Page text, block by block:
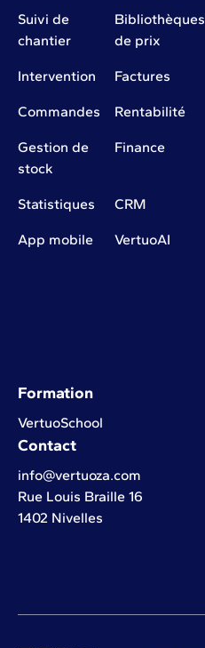
Suivi de
chantier
Bibliothèques
de prix
Intervention Factures
Commandes Rentabilité
Gestion de
stock
Finance
Statistiques CRM
App mobile VertuoAI
Formation
VertuoSchool
Contact
info@vertuoza.com
Rue Louis Braille 16
1402 Nivelles